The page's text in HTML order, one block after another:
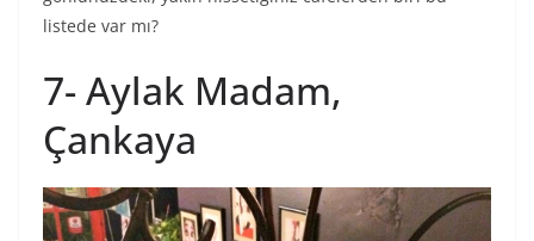
listede var mı?
7- Aylak Madam,
Çankaya